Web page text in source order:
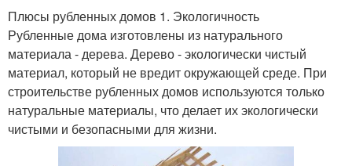
Плюсы рубленных домов 1. Экологичность
Рубленные дома изготовлены из натурального
материала - дерева. Дерево - экологически чистый
материал, который не вредит окружающей среде. При
строительстве рубленных домов используются только
натуральные материалы, что делает их экологически
чистыми и безопасными для жизни.